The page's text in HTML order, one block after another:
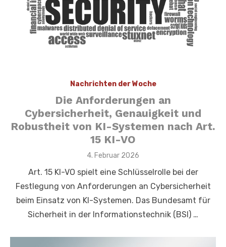
Nachrichten der Woche
Die Anforderungen an
Cybersicherheit, Genauigkeit und
Robustheit von KI-Systemen nach Art.
15 KI-VO
Veröffentlicht
4. Februar 2026
Art. 15 KI-VO spielt eine Schlüsselrolle bei der
Festlegung von Anforderungen an Cybersicherheit
beim Einsatz von KI-Systemen. Das Bundesamt für
Sicherheit in der Informationstechnik (BSI) …